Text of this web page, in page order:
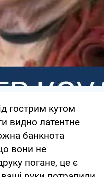
гострим кутом
видно латентне
банкнота
вони не
погане, це є